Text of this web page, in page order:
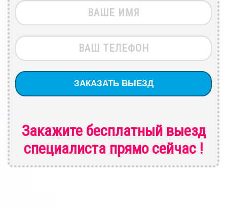
Закажите бесплатный выезд
специалиста прямо сейчас !